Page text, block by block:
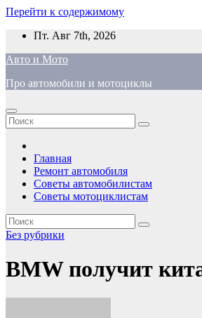
Перейти к содержимому
Пт. Авг 7th, 2026
Авто и Мото
Про автомобили и мотоциклы
Главная
Ремонт автомобиля
Советы автомобилистам
Советы мотоциклистам
Без рубрики
BMW получит